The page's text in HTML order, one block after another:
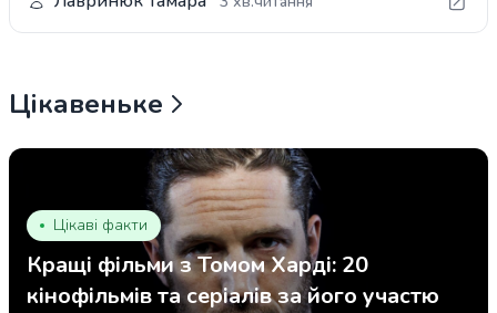
Цікавеньке
Цікаві факти
Кращі фільми з Томом Харді: 20
кінофільмів та серіалів за його участю